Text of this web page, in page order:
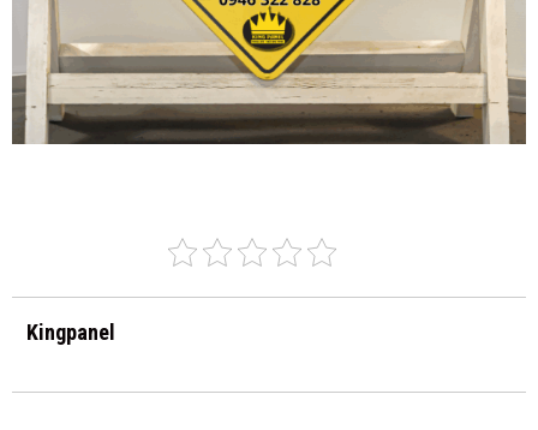
Kingpanel